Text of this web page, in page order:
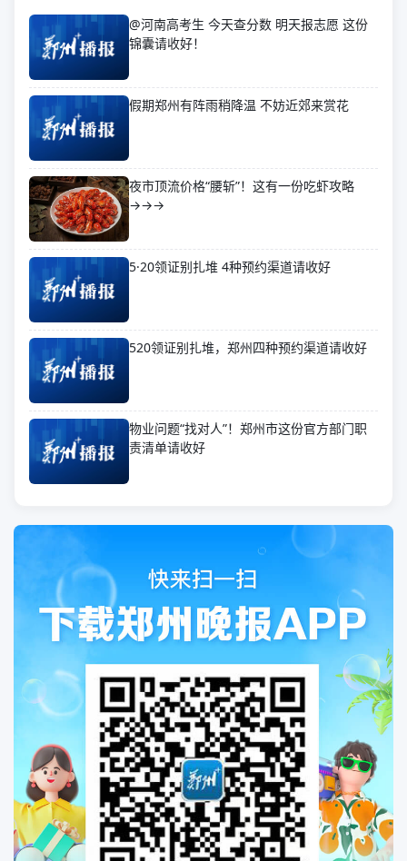
@河南高考生 今天查分数 明天报志愿 这份
锦囊请收好！
假期郑州有阵雨稍降温 不妨近郊来赏花
夜市顶流价格“腰斩”！这有一份吃虾攻略
→→→
5·20领证别扎堆 4种预约渠道请收好
520领证别扎堆，郑州四种预约渠道请收好
物业问题“找对人”！郑州市这份官方部门职
责清单请收好